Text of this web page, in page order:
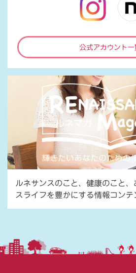
公式アカウント一
ルネサンスのこと、健康のこと
スライフを豊かにする情報コンテ